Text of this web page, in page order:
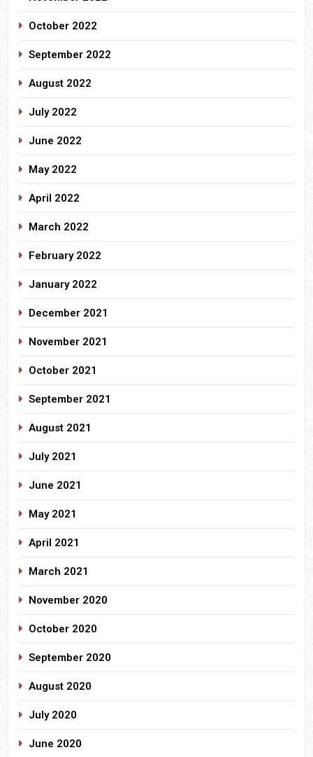
October 2022
September 2022
August 2022
July 2022
June 2022
May 2022
April 2022
March 2022
February 2022
January 2022
December 2021
November 2021
October 2021
September 2021
August 2021
July 2021
June 2021
May 2021
April 2021
March 2021
November 2020
October 2020
September 2020
August 2020
July 2020
June 2020